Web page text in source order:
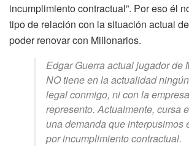
incumplimiento contractual”. Por eso él
tipo de relación con la situación actual
poder renovar con Millonarios.
Edgar Guerra actual jugador de
NO tiene en la actualidad
legal conmigo, ni con la
represento. Actualmente, cursa
una demanda que interpusimos
por incumplimiento contractual.